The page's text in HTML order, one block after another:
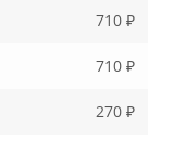
710 ₽
710 ₽
270 ₽